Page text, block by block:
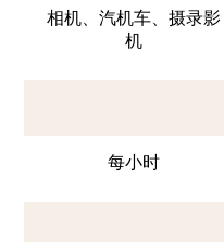
相机、汽机车、摄录影
机
每小时